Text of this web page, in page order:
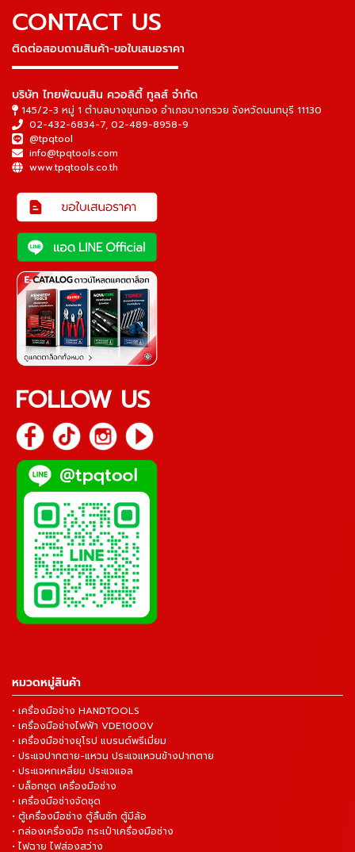
CONTACT US
ติดต่อสอบถามสินค้า-ขอใบเสนอราคา
▬▬▬▬▬▬▬▬▬▬▬▬▬▬▬
บริษัท ไทยพัฒนสิน ควอลิตี้ ทูลส์ จำกัด
145/2-3 หมู่ 1 ตำบลบางขุนกอง อำเภอบางกรวย จังหวัดนนทบุรี 11130
02-432-6834-7, 02-489-8958-9
@tpqtool
info@tpqtools.com
www.tpqtools.co.th
FOLLOW US
หมวดหมู่สินค้า
• เครื่องมือช่าง HANDTOOLS
• เครื่องมือช่างไฟฟ้า VDE1000V
• เครื่องมือช่างยุโรป แบรนด์พรีเมี่ยม
• ประแจปากตาย-แหวน ประแจแหวนข้างปากตาย
• ประแจหกเหลี่ยม ประแจแอล
• บล็อกชุด เครื่องมือช่าง
• เครื่องมือช่างจัดชุด
• ตู้เครื่องมือช่าง ตู้ลิ้นชัก ตู้มีล้อ
• กล่องเครื่องมือ กระเป๋าเครื่องมือช่าง
• ไฟฉาย ไฟส่องสว่าง